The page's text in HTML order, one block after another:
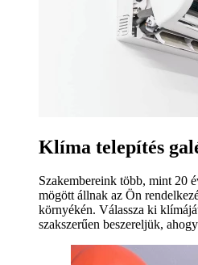
Klíma telepítés
Szakembereink több, mint 20
mögött állnak az Ön
környékén. Válassza ki
szakszerűen beszereljük,